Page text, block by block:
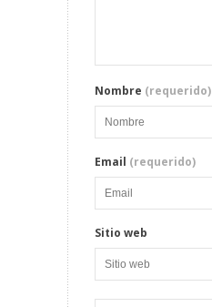
Nombre (requerido)
Email (requerido)
Sitio web